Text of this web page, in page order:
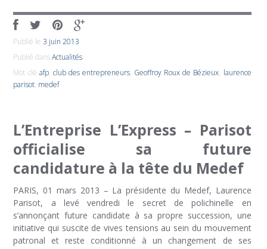
Publié le3 juin 2013
Publié dansActualités
Mot clé afp, club des entrepreneurs, Geoffroy Roux de Bézieux, laurence
parisot, medef
L’Entreprise L’Express – Parisot
officialise sa future
candidature à la tête du Medef
PARIS, 01 mars 2013 – La présidente du Medef, Laurence
Parisot, a levé vendredi le secret de polichinelle en
s’annonçant future candidate à sa propre succession, une
initiative qui suscite de vives tensions au sein du mouvement
patronal et reste conditionné à un changement de ses